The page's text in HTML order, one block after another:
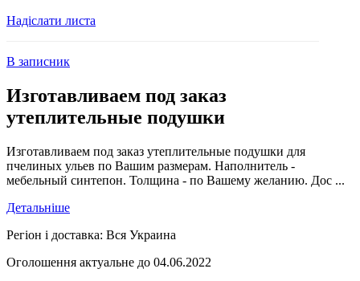
Надіслати листа
В записник
Изготавливаем под заказ
утеплительные подушки
Изготавливаем под заказ утеплительные подушки для
пчелиных ульев по Вашим размерам. Наполнитель -
мебельный синтепон. Толщина - по Вашему желанию. Дос ...
Детальніше
Регіон і доставка: Вся Украина
Оголошення актуальне до 04.06.2022